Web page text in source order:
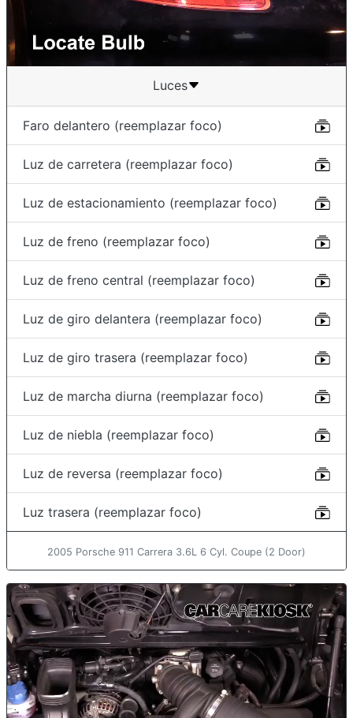
Luces
Faro delantero (reemplazar foco)
Luz de carretera (reemplazar foco)
Luz de estacionamiento (reemplazar foco)
Luz de freno (reemplazar foco)
Luz de freno central (reemplazar foco)
Luz de giro delantera (reemplazar foco)
Luz de giro trasera (reemplazar foco)
Luz de marcha diurna (reemplazar foco)
Luz de niebla (reemplazar foco)
Luz de reversa (reemplazar foco)
Luz trasera (reemplazar foco)
2005 Porsche 911 Carrera 3.6L 6 Cyl. Coupe (2 Door)